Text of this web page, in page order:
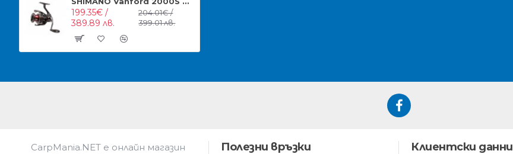
199.35€ /
389.89 лв.
204.01€ /
399.01 лв.
CarpMania.NET e oнлaйн мaгaзин
Полезни връзки Клиентски данни